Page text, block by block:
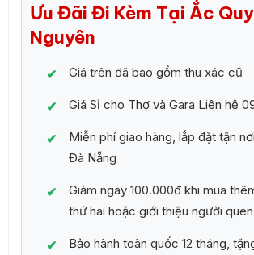
Ưu Đãi Đi Kèm Tại Ắc
Nguyên
Giá trên đã bao gồm thu xác cũ
Giá Sỉ cho Thợ và Gara Liên hệ
Miễn phí giao hàng, lắp đặt tận
Đà Nẵng
Giảm ngay 100.000đ khi mua
thứ hai hoặc giới thiệu người quen
Bảo hành toàn quốc 12 tháng,